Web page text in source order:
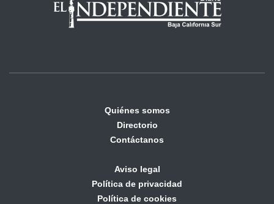
Quiénes somos
Directorio
Contáctanos
Aviso legal
Política de privacidad
Política de cookies